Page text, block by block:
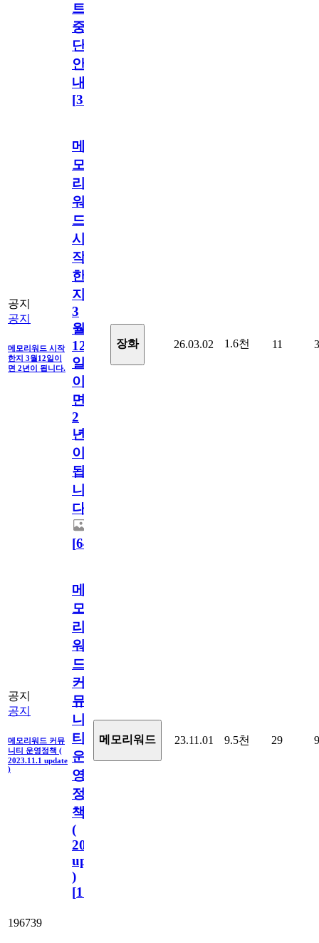
트
중
단
안
내
[31
공지
공지
메모리워드 시작
한지 3월12일이
면 2년이 됩니다.
메
모
리
워
드
시
작
한
지
3
월
12
일
이
면
2
년
이
됩
니
다.
[64
장화 26.03.02 1.6천 11 3
공지
공지
메모리워드 커뮤
니티 운영정책 (
2023.11.1 update
)
메
모
리
워
드
커
뮤
니
티
운
영
정
책
(
2023.11.1
update
)
[110
메모리워드 23.11.01 9.5천 29 9
196739